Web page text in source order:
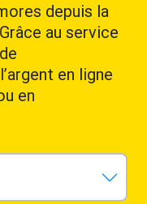
depuis la
au service
en ligne
en